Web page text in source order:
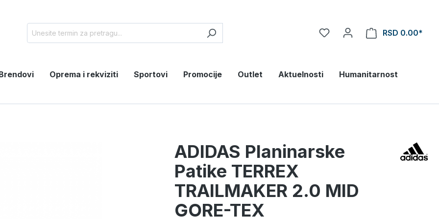
RSD 0.00*
Oprema i rekviziti Sportovi Promocije Outlet Aktuelnosti Humanitarnost
ADIDAS Planinarske
Patike TERREX
TRAILMAKER 2.0 MID
GORE-TEX